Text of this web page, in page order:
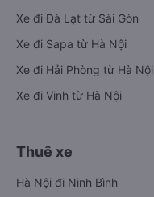
Xe đi Đà Lạt từ Sài Gòn
Xe đi Sapa từ Hà Nội
Xe đi Hải Phòng từ Hà Nội
Xe đi Vinh từ Hà Nội
Thuê xe
Hà Nội đi Ninh Bình